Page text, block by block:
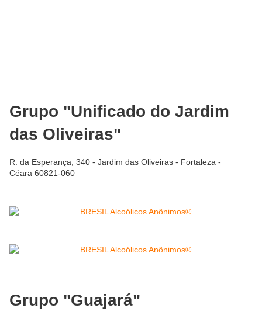
Grupo "Unificado do Jardim
das Oliveiras"
R. da Esperança, 340 - Jardim das Oliveiras - Fortaleza -
Céara 60821-060
Grupo "Guajará"